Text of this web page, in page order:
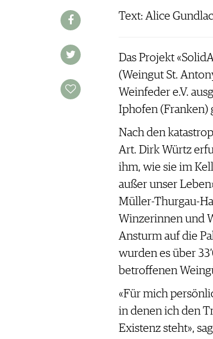
Text: Alice
Das Projekt
(Weingut St.
Weinfeder e.V.
Iphofen (Franken)
Nach den
Art. Dirk Würtz
ihm, wie sie im
außer unser
Müller-Thurgau-
Winzerinnen und
Ansturm auf die
wurden es über
betroffenen
«Für mich
in denen ich den
Existenz steht»,